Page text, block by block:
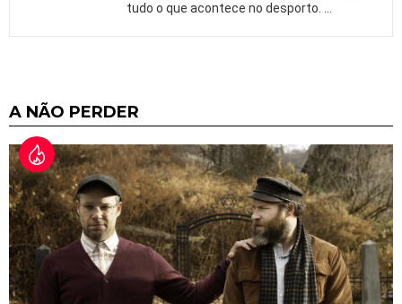
tudo o que acontece no desporto. …
A NÃO PERDER